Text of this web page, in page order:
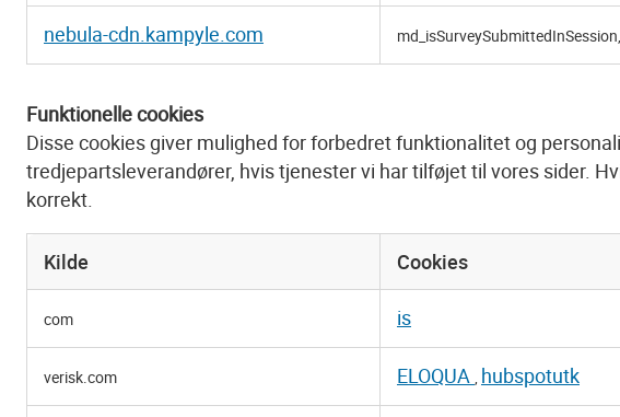
nebula-cdn.kampyle.com
Funktionelle cookies
Disse cookies giver mulighed for forbedret funktionalitet og
tredjepartsleverandører, hvis tjenester vi har tilføjet til vores sider.
korrekt.
cookies
Kilde Cookies
com is
verisk.com ELOQUA , hubspotutk